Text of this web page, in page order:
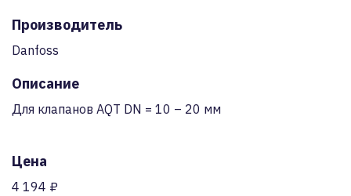
Производитель
Danfoss
Описание
Для клапанов AQT DN = 10 – 20 мм
Цена
4 194 ₽